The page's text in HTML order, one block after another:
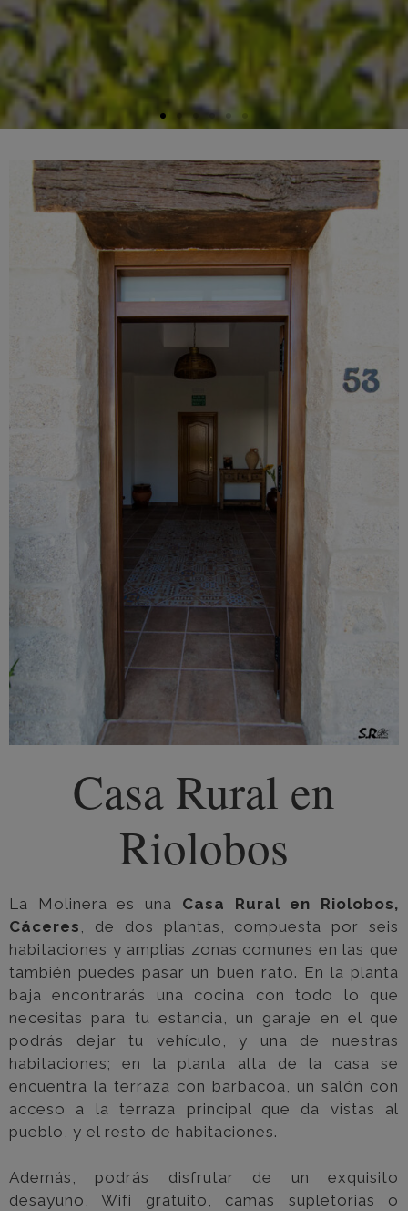
Casa Rural en
Riolobos
La Molinera es una Casa Rural en Riolobos,
Cáceres , de dos plantas, compuesta por seis
habitaciones y amplias zonas comunes en las que
también puedes pasar un buen rato. En la planta
baja encontrarás una cocina con todo lo que
necesitas para tu estancia, un garaje en el que
podrás dejar tu vehículo, y una de nuestras
habitaciones; en la planta alta de la casa se
encuentra la terraza con barbacoa, un salón con
acceso a la terraza principal que da vistas al
pueblo, y el resto de habitaciones.
Además, podrás disfrutar de un exquisito
desayuno, Wifi gratuito, camas supletorias o